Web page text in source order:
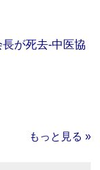
が死去‐中医協
もっと見る »